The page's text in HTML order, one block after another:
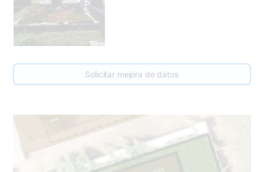
Solicitar mejora de datos
1